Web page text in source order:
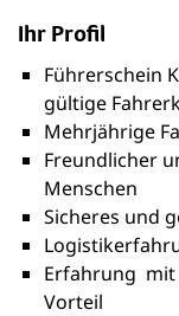
Ihr Profil
Führerschein
gültige
Mehrjährige
Freundlicher
Menschen
Sicheres und
Erfahrung mit
Vorteil